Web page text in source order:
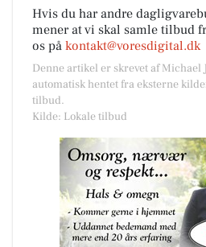
Hvis du har andre
mener at vi skal samle tilbud
os på kontakt@voresdigital.dk
Denne artikel er skrevet af Michael
automatisk hentet fra eksterne
tilbud.
Kilde: Lokale tilbud